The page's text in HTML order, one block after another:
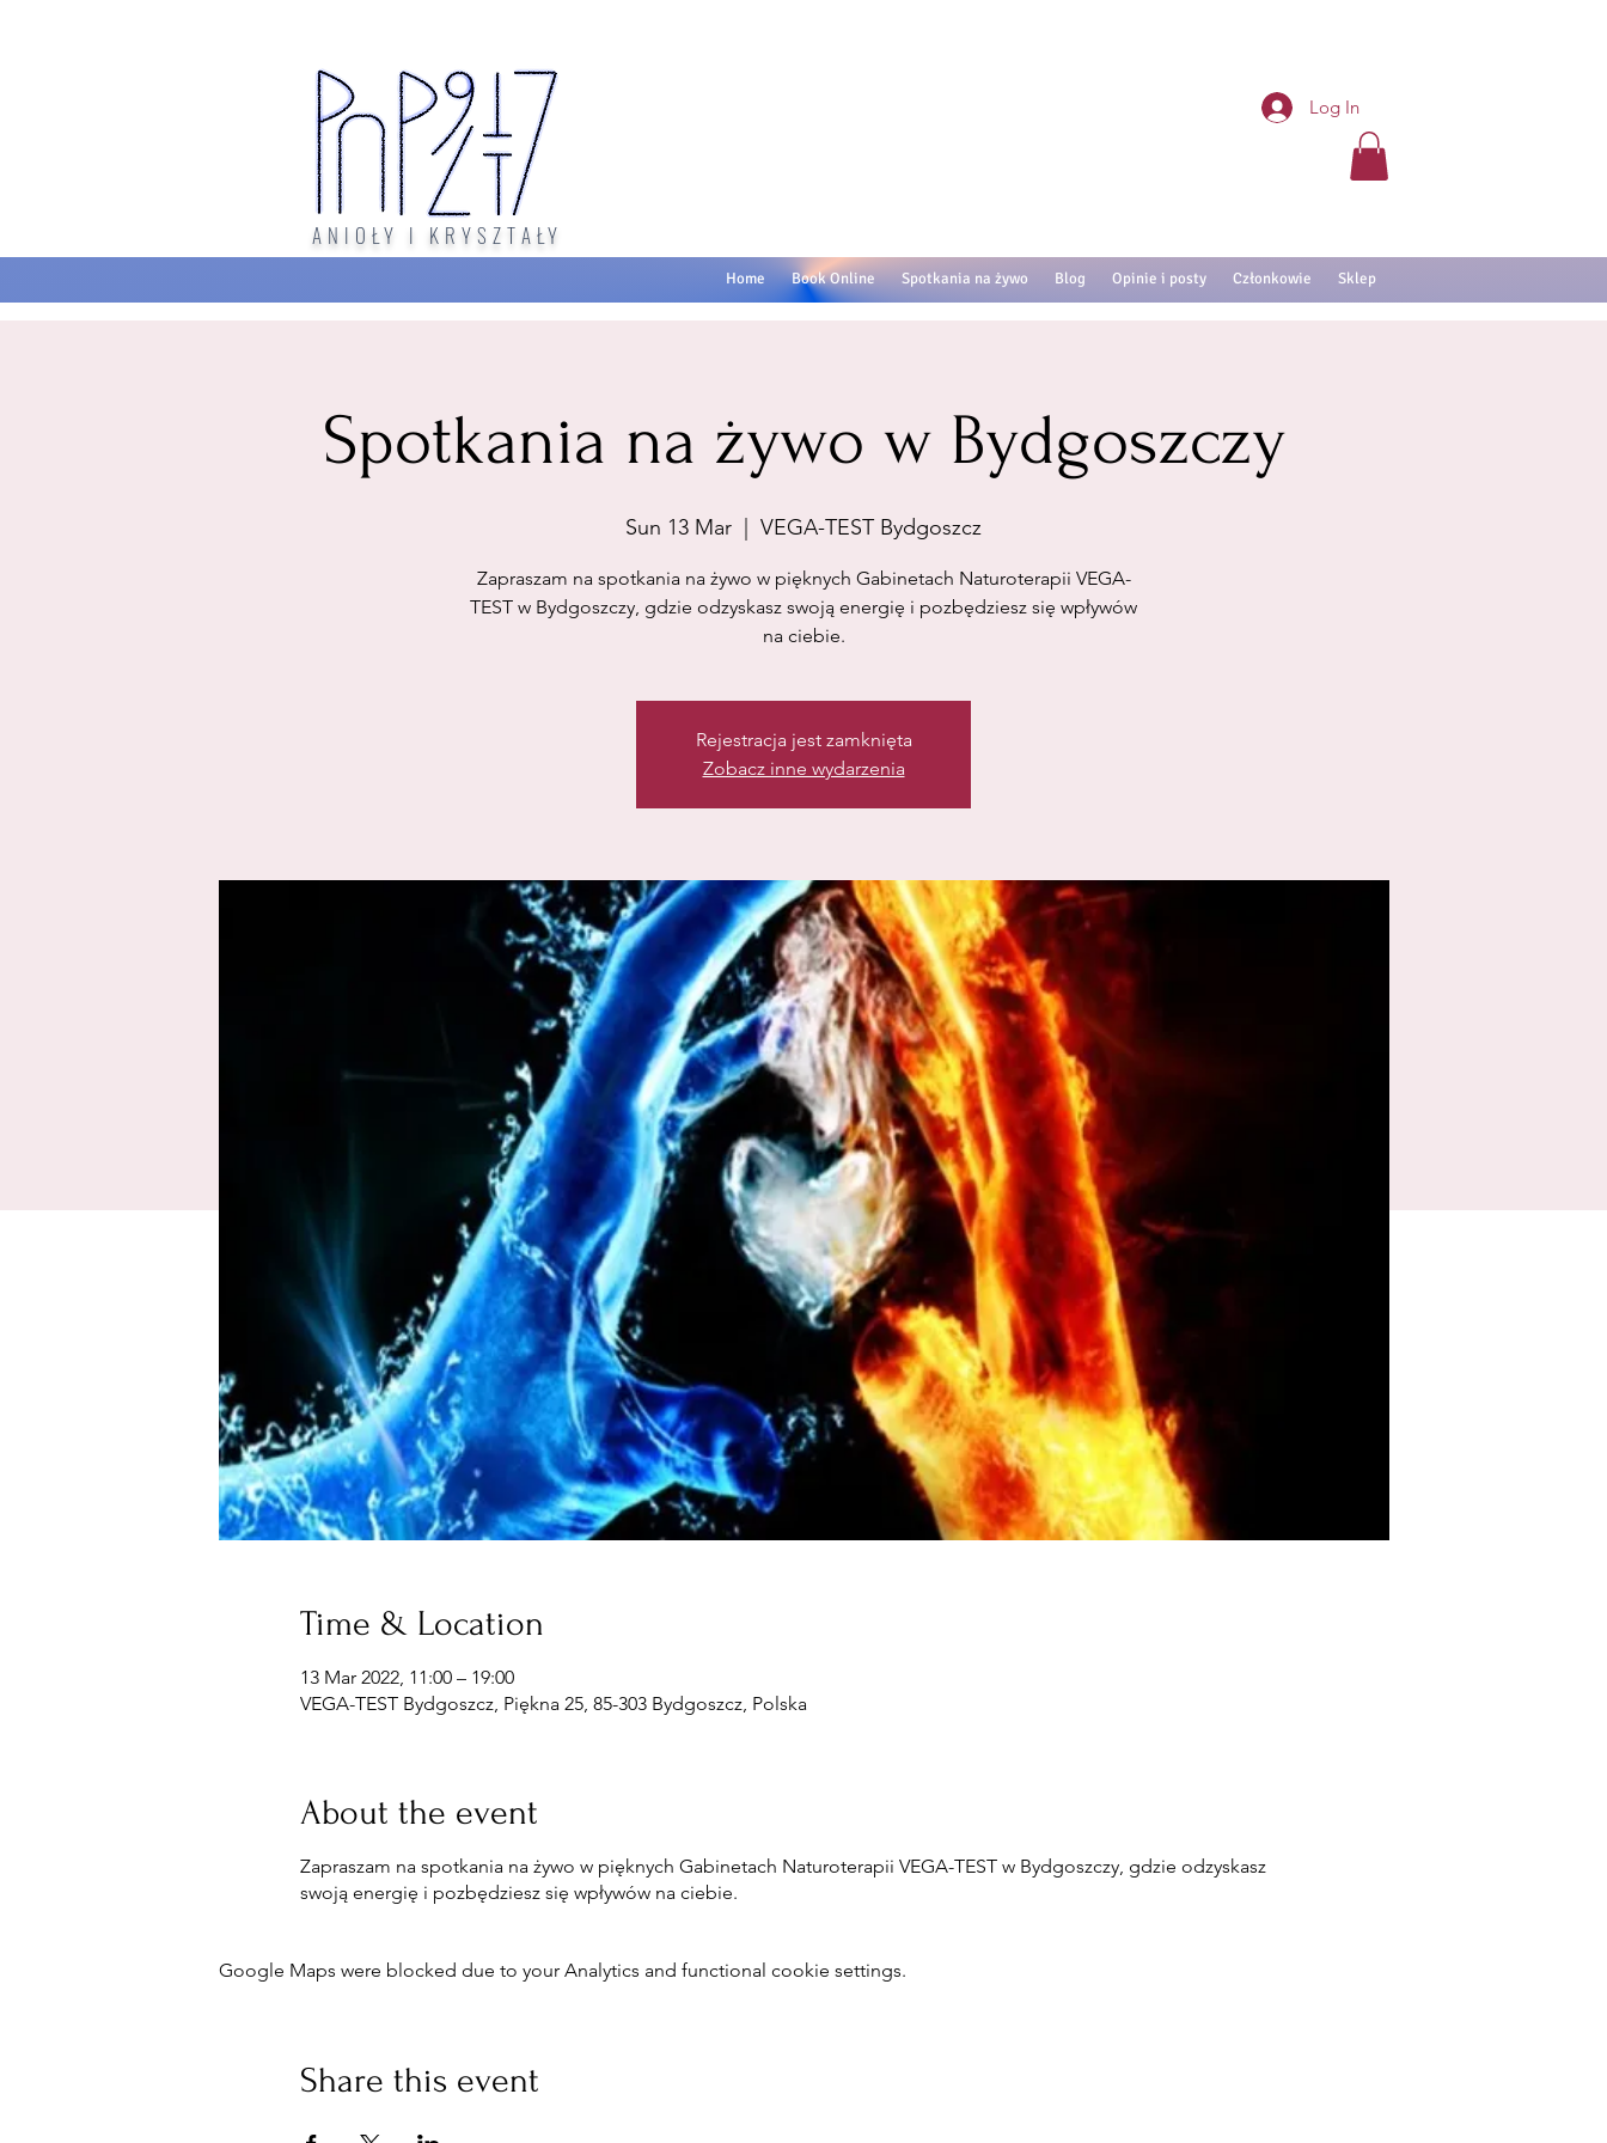
Log In
Home Book Online Spotkania na żywo Blog Opinie i posty Członkowie Sklep
ANIOŁY I KRYSZTAŁY
Spotkania na żywo w Bydgoszczy
Sun 13 Mar
  |
VEGA-TEST Bydgoszcz
Zapraszam na spotkania na żywo w pięknych Gabinetach Naturoterapii VEGA-
TEST w Bydgoszczy, gdzie odzyskasz swoją energię i pozbędziesz się wpływów
na ciebie.
Rejestracja jest zamknięta
Zobacz inne wydarzenia
Time & Location
13 Mar 2022, 11:00 – 19:00
VEGA-TEST Bydgoszcz, Piękna 25, 85-303 Bydgoszcz, Polska
About the event
Zapraszam na spotkania na żywo w pięknych Gabinetach Naturoterapii VEGA-TEST w Bydgoszczy, gdzie odzyskasz
swoją energię i pozbędziesz się wpływów na ciebie.
Google Maps were blocked due to your Analytics and functional cookie settings.
Share this event